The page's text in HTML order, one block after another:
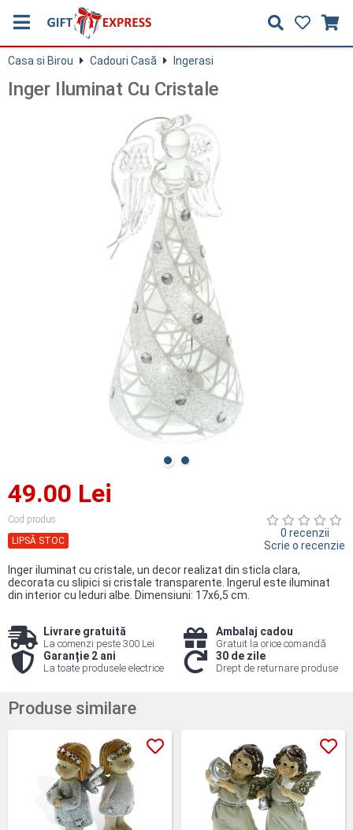
Casa si Birou Cadouri Casă Ingerasi
Inger Iluminat Cu Cristale
49.00 Lei
Cod produs
LIPSĂ STOC
0 recenzii
Scrie o recenzie
Inger iluminat cu cristale, un decor realizat din sticla clara,
decorata cu slipici si cristale transparente. Ingerul este iluminat
din interior cu leduri albe. Dimensiuni: 17x6,5 cm.
Livrare gratuită
La comenzi peste 300 Lei
Ambalaj cadou
Gratuit la orice comandă
Garanție 2 ani
La toate produsele electrice
30 de zile
Drept de returnare produse
Produse similare